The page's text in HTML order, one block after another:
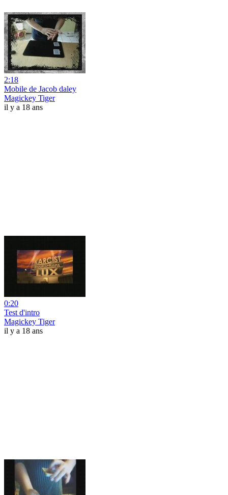
2:18
Mobile de Jacob daley
Magickey Tiger
il y a 18 ans
0:20
Test d'intro
Magickey Tiger
il y a 18 ans